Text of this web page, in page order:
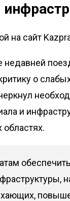
на сайт
недавней
о
и
областях.